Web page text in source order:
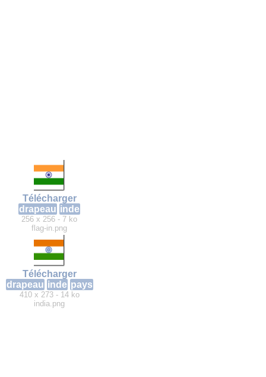
Télécharger
drapeau inde
256 x 256 - 7 ko
flag-in.png
Télécharger
drapeau inde pays
410 x 273 - 14 ko
india.png